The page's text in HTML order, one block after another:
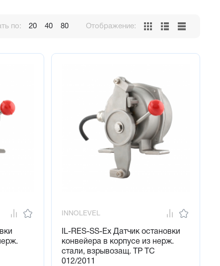
по: 20 40 80 Отображение:
INNOLEVEL
IL-RES-SS-Ex Датчик остановки
конвейера в корпусе из нерж.
стали, взрывозащ. ТР ТС
012/2011